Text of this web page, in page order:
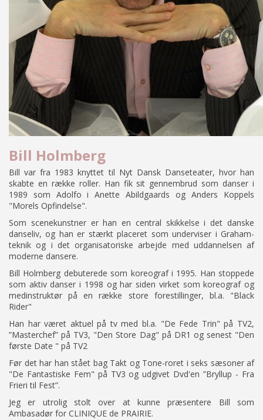
Bill Holmberg
Bill var fra 1983 knyttet til Nyt Dansk Danseteater, hvor han
skabte en række roller. Han fik sit gennembrud som danser i
1989 som Adolfo i Anette Abildgaards og Anders Koppels
"Morels Opfindelse".
Som scenekunstner er han en central skikkelse i det danske
danseliv, og han er stærkt placeret som underviser i Graham-
teknik og i det organisatoriske arbejde med uddannelsen af
moderne dansere.
Bill Holmberg debuterede som koreograf i 1995. Han stoppede
som aktiv danser i 1998 og har siden virket som koreograf og
medinstruktør på en række store forestillinger, bl.a. "Black
Rider"
Han har været aktuel på tv med bl.a. "De Fede Trin" på TV2,
”Masterchef” på TV3, "Den Store Dag" på DR1 og senest "Den
første Date " på TV2
Før det har han stået bag Takt og Tone-roret i seks sæsoner af
"De Fantastiske Fem" på TV3 og udgivet Dvd'en ”Bryllup - Fra
Frieri til Fest”.
Jeg er utrolig stolt over at kunne præsentere Bill som
Ambasadør for CLINIQUE de PRAIRIE.